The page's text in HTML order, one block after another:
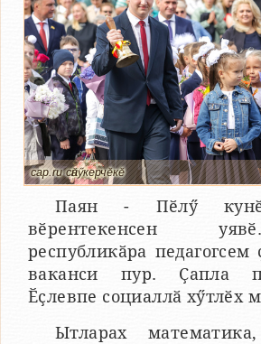
cap.ru сӑнӳкерчӗкӗ
Паян - Пӗлӳ
вӗрентекенсен
республикӑра педагогсем
ваканси пур. Ҫапла
Ӗҫлевпе социаллӑ хӳтлӗх
Ытларах